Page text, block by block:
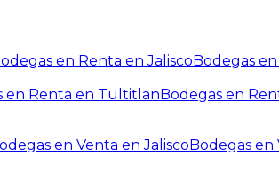
en Renta en JaliscoBodegas
en Renta en TultitlanBodegas en
en Venta en JaliscoBodegas en